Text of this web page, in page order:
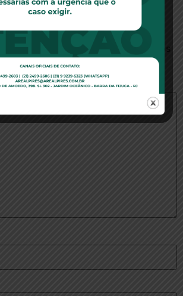
comentário
e-mail não será publicado.
com*